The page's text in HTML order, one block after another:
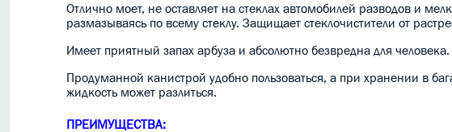
Отлично моет, не оставляет на стеклах автомобилей разводов и
размазываясь по всему стеклу. Защищает стеклочистители от
Имеет приятный запах арбуза и абсолютно безвредна для
Продуманной канистрой удобно пользоваться, а при хранении в
жидкость может разлиться.
ПРЕИМУЩЕСТВА: